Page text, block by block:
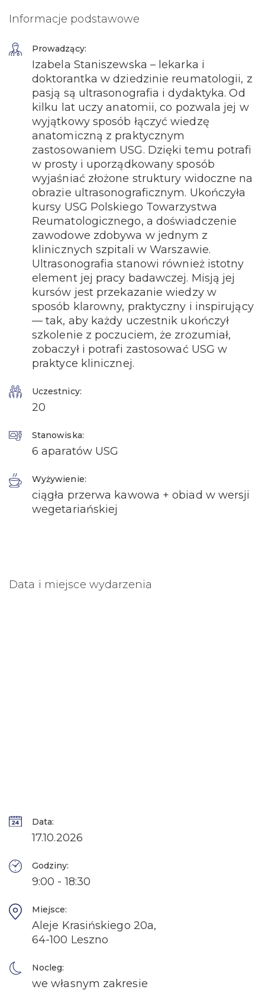
Informacje podstawowe
Prowadzący:
Izabela Staniszewska – lekarka i
doktorantka w dziedzinie reumatologii, z
pasją są ultrasonografia i dydaktyka. Od
kilku lat uczy anatomii, co pozwala jej w
wyjątkowy sposób łączyć wiedzę
anatomiczną z praktycznym
zastosowaniem USG. Dzięki temu potrafi
w prosty i uporządkowany sposób
wyjaśniać złożone struktury widoczne na
obrazie ultrasonograficznym. Ukończyła
kursy USG Polskiego Towarzystwa
Reumatologicznego, a doświadczenie
zawodowe zdobywa w jednym z
klinicznych szpitali w Warszawie.
Ultrasonografia stanowi również istotny
element jej pracy badawczej. Misją jej
kursów jest przekazanie wiedzy w
sposób klarowny, praktyczny i inspirujący
— tak, aby każdy uczestnik ukończył
szkolenie z poczuciem, że zrozumiał,
zobaczył i potrafi zastosować USG w
praktyce klinicznej.
Uczestnicy:
20
Stanowiska:
6 aparatów USG
Wyżywienie:
ciągła przerwa kawowa + obiad w wersji
wegetariańskiej
Data i miejsce wydarzenia
Data:
17.10.2026
Godziny:
9:00 - 18:30
Miejsce:
Aleje Krasińskiego 20a,
64-100 Leszno
Nocleg:
we własnym zakresie